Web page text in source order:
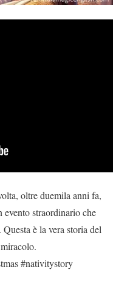
oltre duemila anni fa,
evento straordinario che
è la vera storia del
#nativitystory